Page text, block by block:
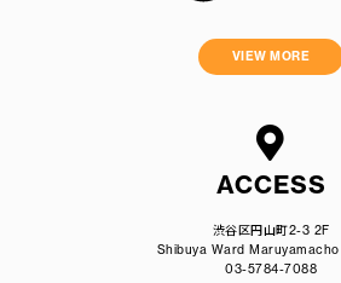
VIEW MORE
ACCESS
渋谷区円山町2-3 2F
Shibuya Ward
03-5784-7088